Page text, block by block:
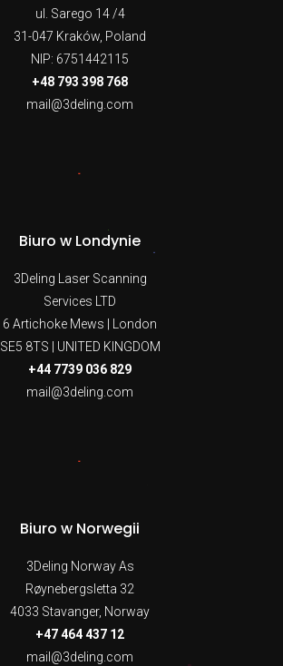
ul. Sarego 14 /4
31-047 Kraków, Poland
NIP: 6751442115
+48 793 398 768
mail@3deling.com
Biuro w Londynie
3Deling Laser Scanning
Services LTD
6 Artichoke Mews | London
SE5 8TS | UNITED KINGDOM
+44 7739 036 829
mail@3deling.com
Biuro w Norwegii
3Deling Norway As
Røynebergsletta 32
4033 Stavanger, Norway
+47 464 437 12
mail@3deling.com